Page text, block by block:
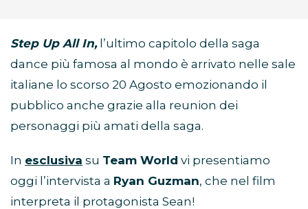
Step Up All In,l’ultimo capitolo della saga
dance più famosa al mondo è arrivato nelle sale
italiane lo scorso 20 Agosto emozionando il
pubblico anche grazie alla reunion dei
personaggi più amati della saga.
In esclusiva su Team World vi presentiamo
oggi l’intervista a Ryan Guzman, che nel film
interpreta il protagonista Sean!